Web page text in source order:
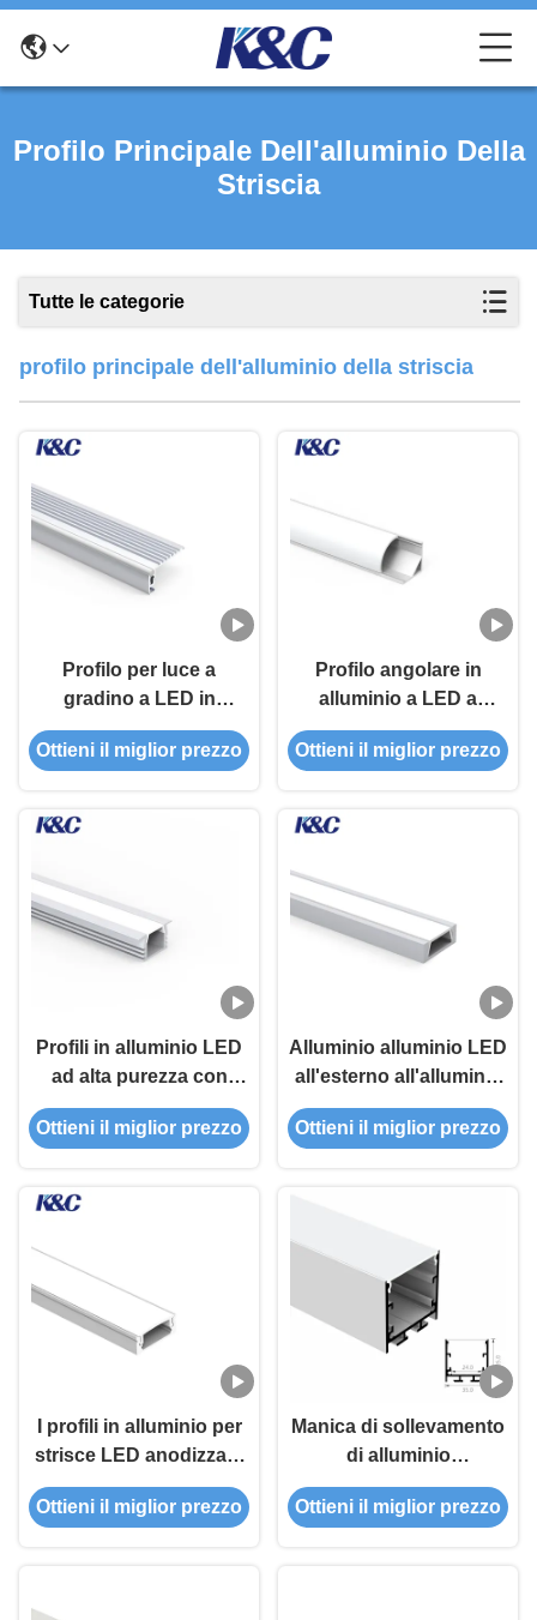
Profilo Principale Dell'alluminio Della
Striscia
Tutte le categorie
profilo principale dell'alluminio della striscia
Profilo per luce a
gradino a LED in
alluminio 6063
43.37x22.5mm con
Ottieni il miglior prezzo
Profilo angolare in
alluminio a LED a
montaggio superficiale
con diffusore a 45°
Ottieni il miglior prezzo
Profili in alluminio LED
ad alta purezza con
bordi decorativi
incassati
Ottieni il miglior prezzo
Alluminio alluminio LED
all'esterno all'alluminio
all'esterno
Ottieni il miglior prezzo
I profili in alluminio per
strisce LED anodizzate
sono giuntati senza
soluzione di continuità
Ottieni il miglior prezzo
Manica di sollevamento
di alluminio
dell'estrusione di profilo
35x35mm della striscia
Ottieni il miglior prezzo